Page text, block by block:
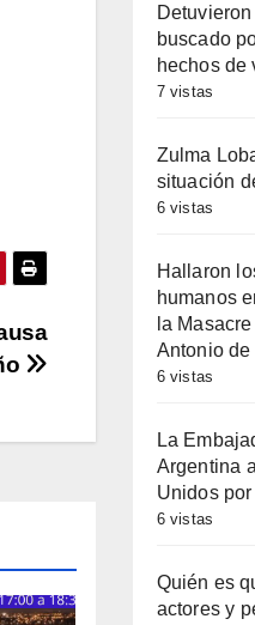
Detuvieron
buscado
hechos de
7 vistas
Zulma
situación
6 vistas
Hallaron
humanos
la
Antonio
6 vistas
La
Argentina
Unidos por
6 vistas
Quién es
actores y